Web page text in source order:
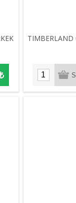
TIMBERLAND